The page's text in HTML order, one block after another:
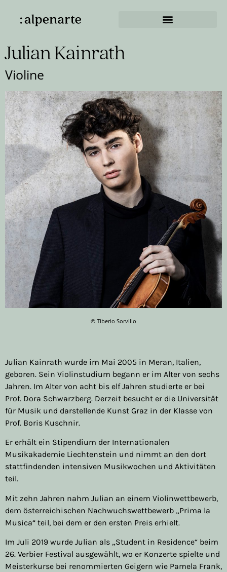
Julian Kainrath
Violine
© Tiberio Sorvillo
Julian Kainrath wurde im Mai 2005 in Meran, Italien,
geboren. Sein Violinstudium begann er im Alter von sechs
Jahren. Im Alter von acht bis elf Jahren studierte er bei
Prof. Dora Schwarzberg. Derzeit besucht er die Universität
für Musik und darstellende Kunst Graz in der Klasse von
Prof. Boris Kuschnir.
Er erhält ein Stipendium der Internationalen
Musikakademie Liechtenstein und nimmt an den dort
stattfindenden intensiven Musikwochen und Aktivitäten
teil.
Mit zehn Jahren nahm Julian an einem Violinwettbewerb,
dem österreichischen Nachwuchswettbewerb „Prima la
Musica“ teil, bei dem er den ersten Preis erhielt.
Im Juli 2019 wurde Julian als „Student in Residence“ beim
26. Verbier Festival ausgewählt, wo er Konzerte spielte und
Meisterkurse bei renommierten Geigern wie Pamela Frank,